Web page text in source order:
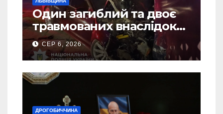
Один загиблий та двоє
травмованих внаслідок
ДТП на Самбірщині
СЕР 6, 2026
ДРОГОБИЧЧИНА